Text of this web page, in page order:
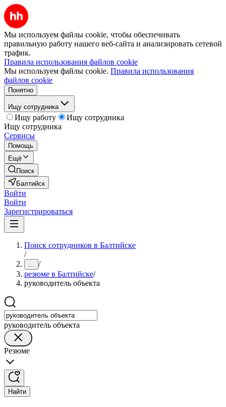
Мы используем файлы cookie, чтобы обеспечивать
правильную работу нашего веб-сайта и анализировать сетевой
трафик.
Правила использования файлов cookie
Мы используем файлы cookie. Правила использования
файлов cookie
Понятно
Ищу сотрудника
Ищу работу
Ищу сотрудника
Ищу сотрудника
Сервисы
Помощь
Ещё
Поиск
Балтийск
Войти
Войти
Зарегистрироваться
Поиск сотрудников в Балтийске
/
... /
резюме в Балтийске/
руководитель объекта
руководитель объекта
Резюме
Найти